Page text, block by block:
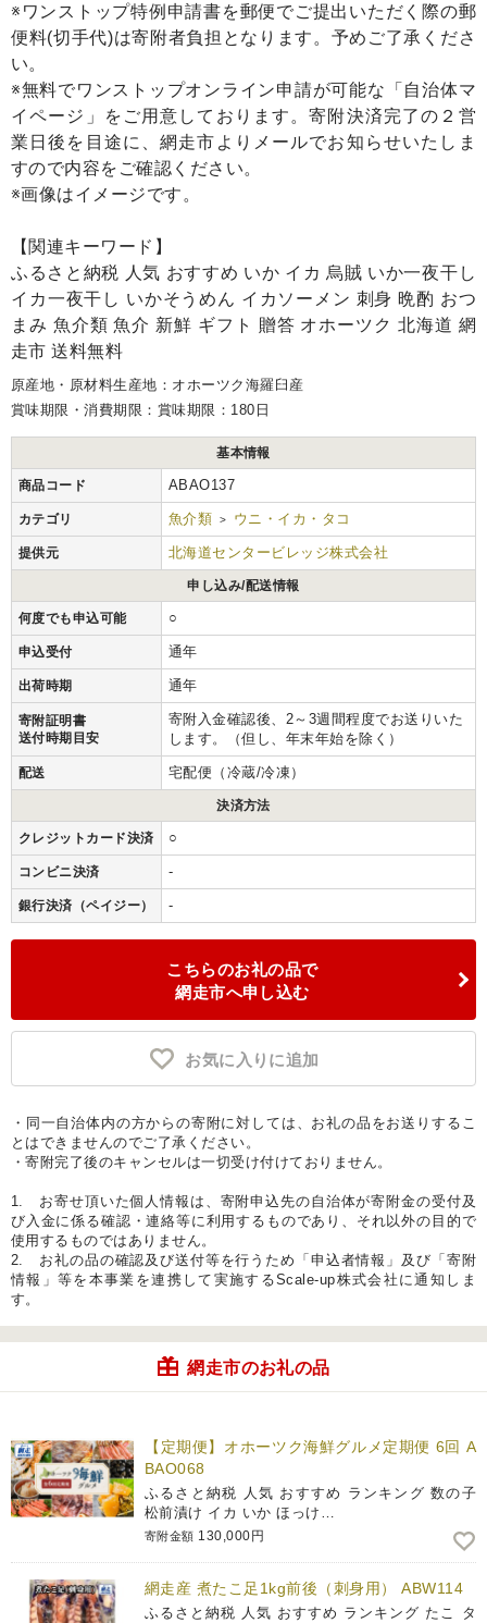
※ワンストップ特例申請書を郵便でご提出いただく際の郵
便料(切手代)は寄附者負担となります。予めご了承くださ
い。
※無料でワンストップオンライン申請が可能な「自治体マ
イページ」をご用意しております。寄附決済完了の２営
業日後を目途に、網走市よりメールでお知らせいたしま
すので内容をご確認ください。
※画像はイメージです。
【関連キーワード】
ふるさと納税 人気 おすすめ いか イカ 烏賊 いか一夜干し
イカ一夜干し いかそうめん イカソーメン 刺身 晩酌 おつ
まみ 魚介類 魚介 新鮮 ギフト 贈答 オホーツク 北海道 網
走市 送料無料
原産地・原材料生産地：オホーツク海羅臼産
賞味期限・消費期限：賞味期限：180日
基本情報
商品コード ABAO137
カテゴリ 魚介類 > ウニ・イカ・タコ
提供元 北海道センタービレッジ株式会社
申し込み/配送情報
何度でも申込可能 ○
申込受付 通年
出荷時期 通年
寄附証明書
送付時期目安
寄附入金確認後、2～3週間程度でお送りいた
します。（但し、年末年始を除く）
配送 宅配便（冷蔵/冷凍）
決済方法
クレジットカード決済 ○
コンビニ決済 -
銀行決済（ペイジー） -
こちらのお礼の品で
網走市へ申し込む
お気に入りに追加
・同一自治体内の方からの寄附に対しては、お礼の品をお送りするこ
とはできませんのでご了承ください。
・寄附完了後のキャンセルは一切受け付けておりません。
1. お寄せ頂いた個人情報は、寄附申込先の自治体が寄附金の受付及
び入金に係る確認・連絡等に利用するものであり、それ以外の目的で
使用するものではありません。
2. お礼の品の確認及び送付等を行うため「申込者情報」及び「寄附
情報」等を本事業を連携して実施するScale-up株式会社に通知しま
す。
網走市のお礼の品
【定期便】オホーツク海鮮グルメ定期便 6回 A
BAO068
ふるさと納税 人気 おすすめ ランキング 数の子
松前漬け イカ いか ほっけ…
寄附金額 130,000円
網走産 煮たこ足1kg前後（刺身用） ABW114
ふるさと納税 人気 おすすめ ランキング たこ タ